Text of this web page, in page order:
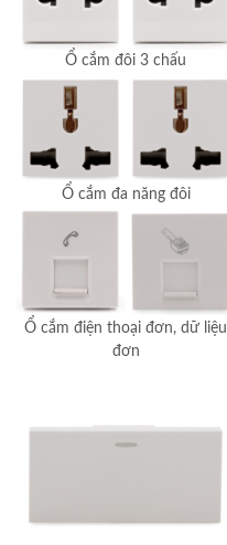
Ổ cắm đôi 3 chấu
Ổ cắm đa năng đôi
Ổ cắm điện thoại đơn, dữ liệu
đơn